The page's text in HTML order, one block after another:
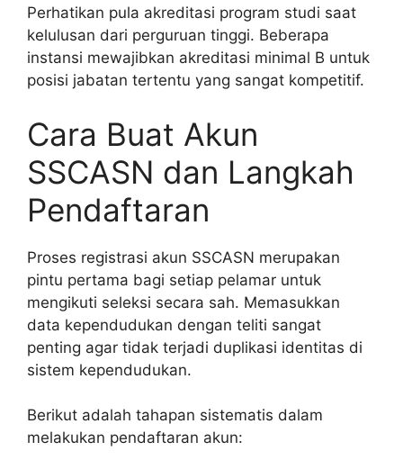
Perhatikan pula akreditasi program studi saat
kelulusan dari perguruan tinggi. Beberapa
instansi mewajibkan akreditasi minimal B untuk
posisi jabatan tertentu yang sangat kompetitif.
Cara Buat Akun
SSCASN dan Langkah
Pendaftaran
Proses registrasi akun SSCASN merupakan
pintu pertama bagi setiap pelamar untuk
mengikuti seleksi secara sah. Memasukkan
data kependudukan dengan teliti sangat
penting agar tidak terjadi duplikasi identitas di
sistem kependudukan.
Berikut adalah tahapan sistematis dalam
melakukan pendaftaran akun: